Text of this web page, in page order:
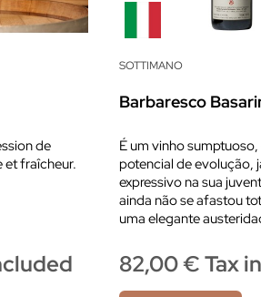
de
et fraîcheur.
SOTTIMANO
Barbaresco
É um vinho
potencial de evolução,
expressivo na sua
ainda não se afastou
uma elegante
82,00 € Tax